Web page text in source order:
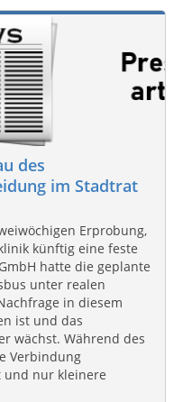
des
im Stadtrat
Erprobung,
künftig eine feste
hatte die geplante
unter realen
in diesem
ist und das
wächst. Während des
Verbindung
nur kleinere